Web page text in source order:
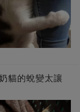
貓的蛻變太讓